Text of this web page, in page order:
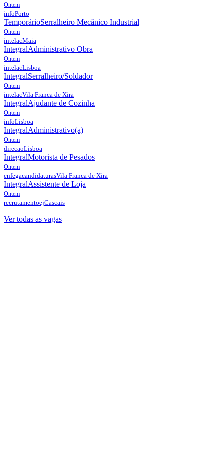
Ontem
infoPorto
TemporárioSerralheiro Mecânico Industrial
Ontem
intelacMaia
IntegralAdministrativo Obra
Ontem
intelacLisboa
IntegralSerralheiro/Soldador
Ontem
intelacVila Franca de Xira
IntegralAjudante de Cozinha
Ontem
infoLisboa
IntegralAdministrativo(a)
Ontem
direcaoLisboa
IntegralMotorista de Pesados
Ontem
enfegacandidaturasVila Franca de Xira
IntegralAssistente de Loja
Ontem
recrutamentoejCascais
Ver todas as vagas